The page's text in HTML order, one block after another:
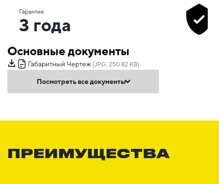
Гарантия:
3 года
Основные документы
Габаритный Чертеж (JPG, 250.82 KB)
Посмотреть все документы
ПРЕИМУЩЕСТВА